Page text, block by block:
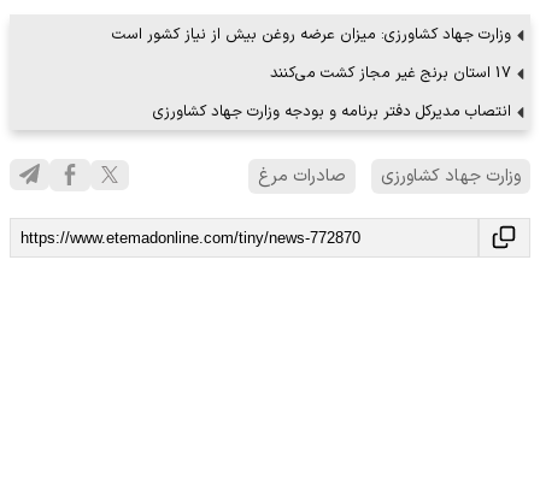
وزارت جهاد کشاورزی: میزان عرضه روغن بیش از نیاز کشور است
17 استان برنج غیر مجاز کشت می‌کنند
انتصاب مدیرکل دفتر برنامه و بودجه وزارت جهاد کشاورزی
وزارت جهاد کشاورزی صادرات مرغ